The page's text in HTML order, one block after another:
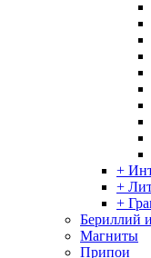
+
+
+
Бериллий
Магниты
Припои